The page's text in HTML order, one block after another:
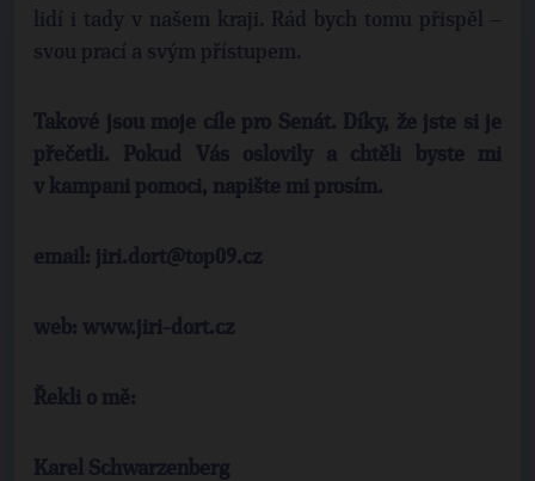
lidí i tady v našem kraji. Rád bych tomu přispěl –
svou prací a svým přístupem.
Takové jsou moje cíle pro Senát. Díky, že jste si je
přečetli. Pokud Vás oslovily a chtěli byste mi
v kampani pomoci, napište mi prosím.
email: jiri.dort@top09.cz
web: www.jiri-dort.cz
Řekli o mě:
Karel Schwarzenberg